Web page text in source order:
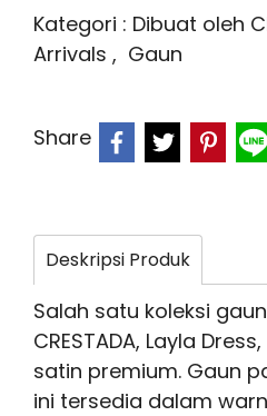
Kategori : Dibuat oleh
Arrivals , Gaun
Share
Deskripsi Produk
Salah satu koleksi
CRESTADA, Layla
satin premium. Gaun
ini tersedia dalam